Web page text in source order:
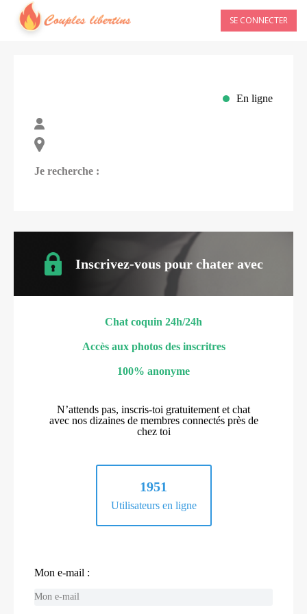
SE CONNECTER
En ligne
Je recherche :
Inscrivez-vous pour chater avec
Chat coquin 24h/24h
Accès aux photos des inscritres
100% anonyme
N’attends pas, inscris-toi gratuitement et chat
avec nos dizaines de membres connectés près de
chez toi
1951
Utilisateurs en ligne
Mon e-mail :